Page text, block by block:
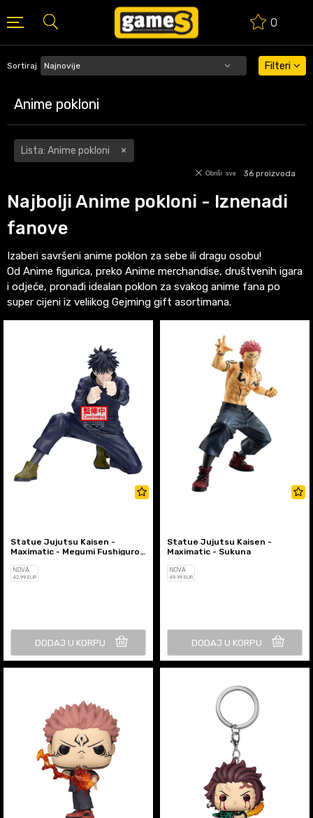
0
BESPLATNA ISPORUKA PORUDŽBINA PREKO 50 EUR
Anime pokloni
Sortiraj Filteri
Lista: Anime pokloni
36 proizvoda
Obriši sve
Najbolji Anime pokloni - Iznenadi
fanove
Izaberi savršeni anime poklon za sebe ili dragu osobu!
Od Anime figurica, preko Anime merchandise, društvenih igara
i odjeće, pronađi idealan poklon za svakog anime fana po
super cijeni iz veliikog Gejming gift asortimana.
Statue Jujutsu Kaisen -
Maximatic - Megumi Fushiguro
NOVA
42,99 EUR
DODAJ U KORPU
Statue Jujutsu Kaisen -
Maximatic - Sukuna
NOVA
49,99 EUR
DODAJ U KORPU